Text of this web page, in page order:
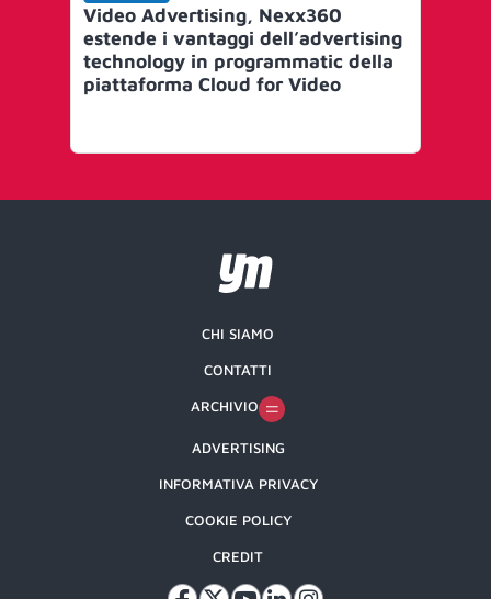
Video Advertising, Nexx360
estende i vantaggi dell’advertising
technology in programmatic della
piattaforma Cloud for Video
CHI SIAMO
CONTATTI
ARCHIVIO
ADVERTISING
INFORMATIVA PRIVACY
COOKIE POLICY
CREDIT